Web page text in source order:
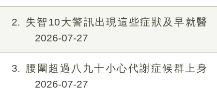
2
失智10大警訊出現這些症狀及早就醫
2026-07-27
3
腰圍超過八九十小心代謝症候群上身
2026-07-27